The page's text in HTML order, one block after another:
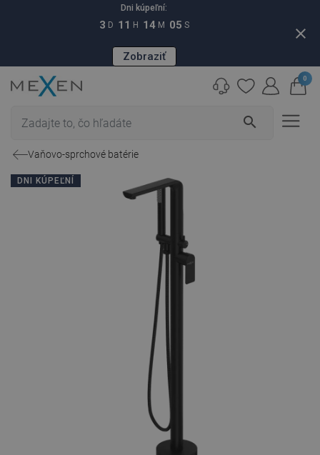
Dni kúpeľní:
3 D 11 H 14 M 04 S
Zobraziť
close
search
0
Vaňovo-sprchové batérie
DNI KÚPEĽNÍ